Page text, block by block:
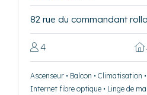
82 rue du commandant
4
Ascenseur • Balcon • Climatisation
Internet fibre optique • Linge de